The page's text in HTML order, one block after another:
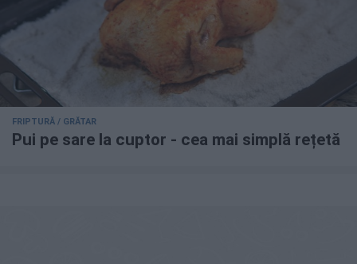
FRIPTURĂ / GRĂTAR
Pui pe sare la cuptor - cea mai simplă rețetă